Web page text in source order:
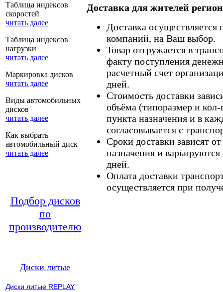
Таблица индексов
скоростей
читать далее
Таблица индексов
нагрузки
читать далее
Маркировка дисков
читать далее
Виды автомобильных
дисков
читать далее
Как выбрать
автомобильный диск
читать далее
Подбор дисков
по
производителю
Диски литые
Диски литые REPLAY
Доставка для жителей
Доставка
компаний, на Ваш выбор.
Товар отгружается в
факту поступления
расчетный счет
дней.
Стоимость доставки
объёма (типоразмер и кол-
пункта назначения и в
согласовывается с
Сроки доставки зависят
назначения и
дней.
Оплата доставки
осуществляется при